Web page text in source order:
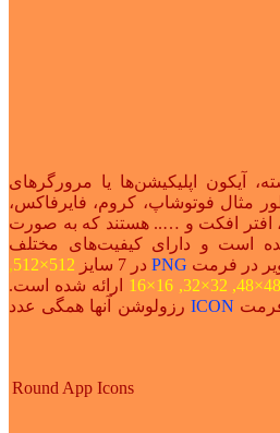
آیکون اپلیکیشن‌ها یا مرورگرهای
مثال فوتوشاپ، کروم، فایرفاکس،
افتر افکت و ….. هستند که به صورت
است و دارای کیفیت‌های مختلف
در فرمت PNG در 7 سایز 512×512
,
ارائه شده است.
فرمت ICON رزولوشن آنها همگی عدد
Round App Icons